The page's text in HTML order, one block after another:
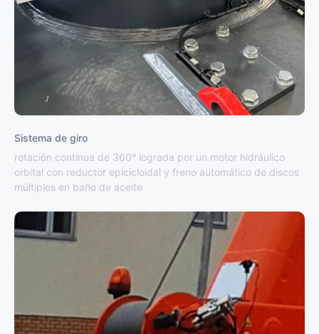
Sistema de giro
rotación continua de 360° lograda por un motor hidráulico
orbital con reductor epicicloidal y freno automático de discos
múltiples en baño de aceite